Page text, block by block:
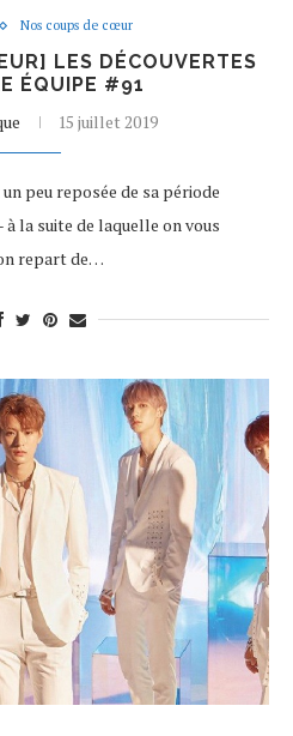
Nos coups de cœur
LES DÉCOUVERTES
ÉQUIPE #91
15 juillet 2019
peu reposée de sa période
la suite de laquelle on vous
repart de…